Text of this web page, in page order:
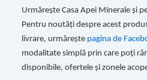
Urmărește Casa Apei Minerale și
Pentru noutăți despre acest
livrare, urmărește pagina de
modalitate simplă prin care poți
disponibile, ofertele și zonele